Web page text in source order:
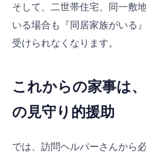
そして、二世帯住宅、同一敷
いる場合も『同居家族がいる
受けられなくなります。
これからの家事は
の見守り的援助
では、訪問ヘルパーさんから